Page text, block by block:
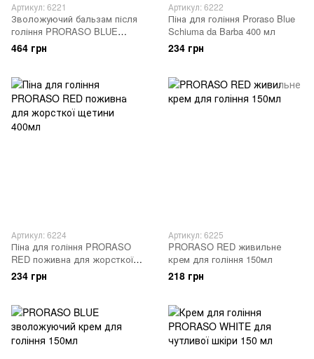
Артикул: 6221
Зволожуючий бальзам після
гоління PRORASO BLUE
догляд за всіма типами шкіри
100мл
464 грн
Артикул: 6222
Піна для гоління Proraso Blue
Schiuma da Barba 400 мл
234 грн
Артикул: 6224
Піна для гоління PRORASO
RED поживна для жорсткої
щетини 400мл
234 грн
Артикул: 6225
PRORASO RED живильне
крем для гоління 150мл
218 грн